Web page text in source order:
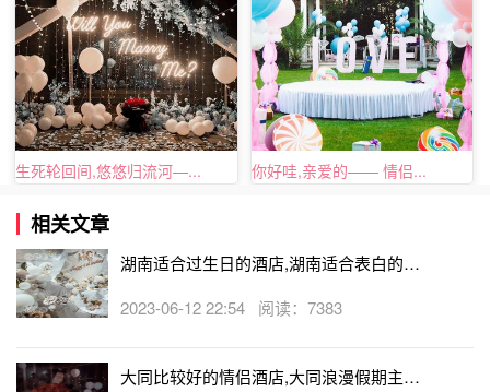
生死轮回间,悠悠归流河—... 你好哇,亲爱的—— 情侣...
相关文章
湖南适合过生日的酒店,湖南适合表白的酒
2023-06-12 22:54 阅读：7383
大同比较好的情侣酒店,大同浪漫假期主题